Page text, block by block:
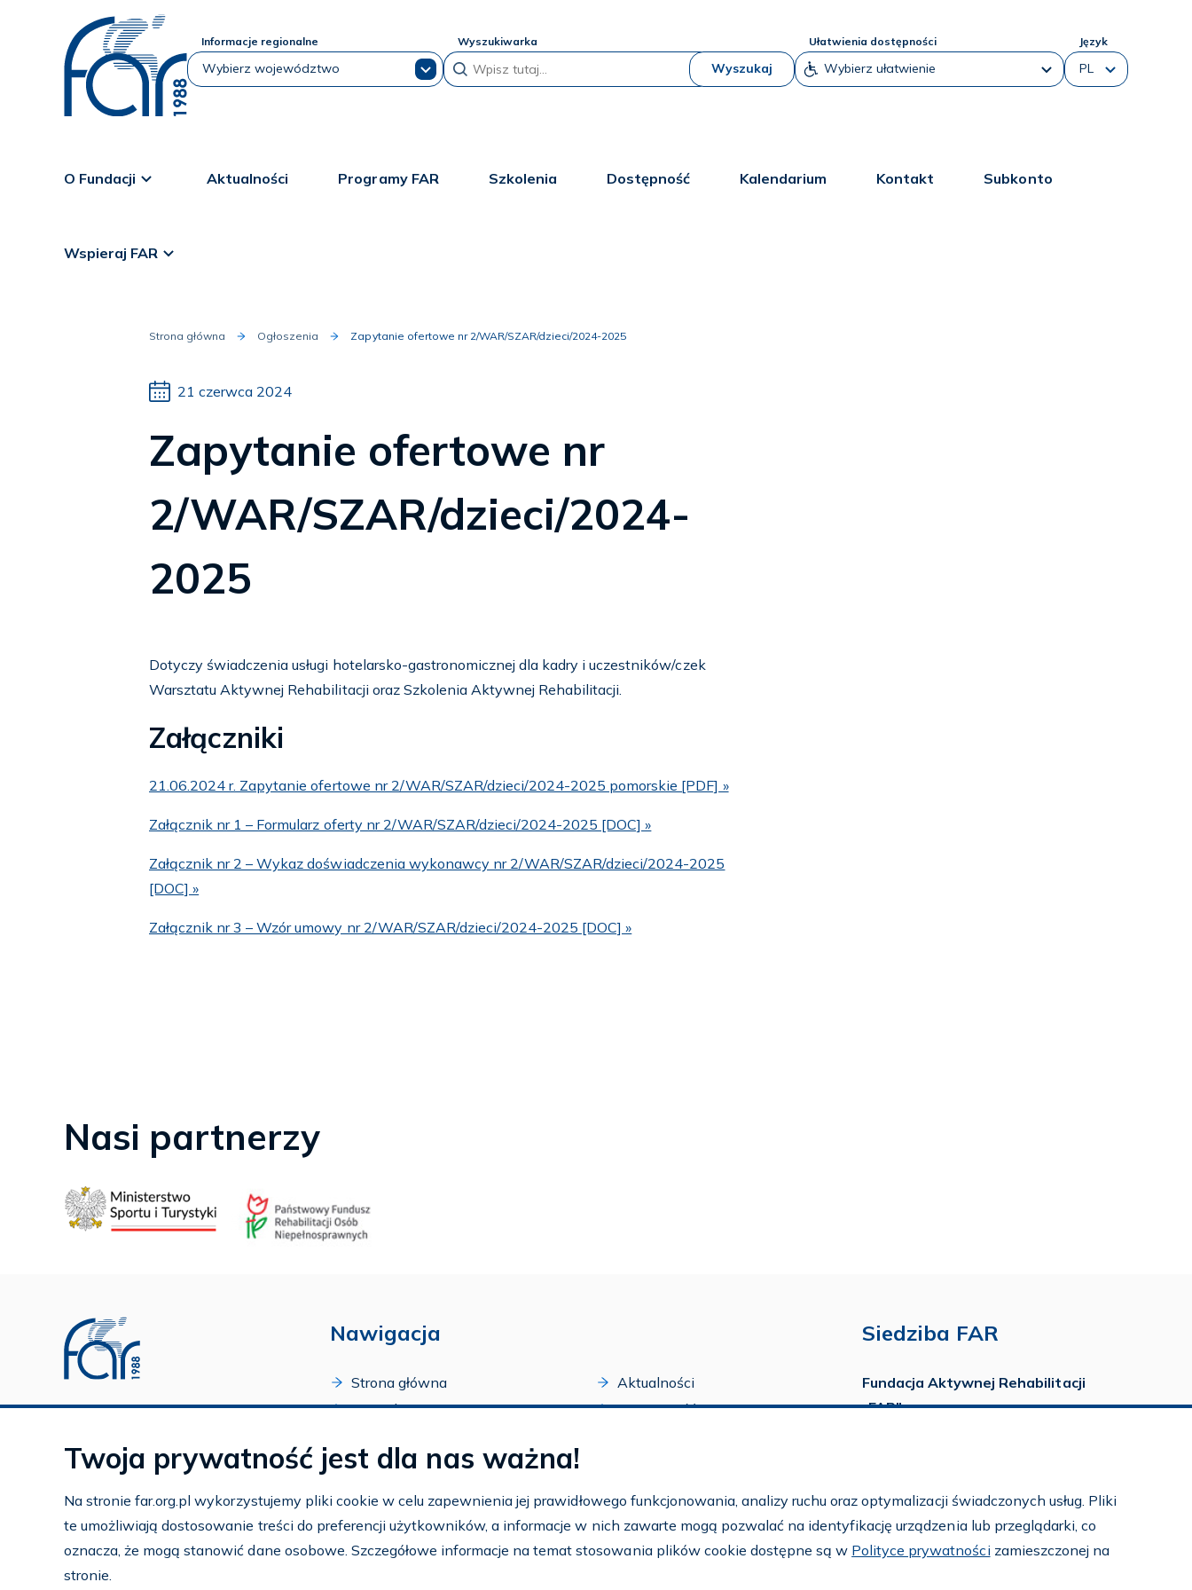
Informacje regionalne Wyszukiwarka
Wyszukaj
Ułatwienia dostępności Język
O Fundacji Aktualności Programy FAR Szkolenia Dostępność Kalendarium Kontakt Subkonto
Wspieraj FAR
Strona główna Ogłoszenia Zapytanie ofertowe nr 2/WAR/SZAR/dzieci/2024-2025
21 czerwca 2024
Zapytanie ofertowe nr
2/WAR/SZAR/dzieci/2024-
2025
Dotyczy świadczenia usługi hotelarsko-gastronomicznej dla kadry i uczestników/czek
Warsztatu Aktywnej Rehabilitacji oraz Szkolenia Aktywnej Rehabilitacji.
Załączniki
21.06.2024 r. Zapytanie ofertowe nr 2/WAR/SZAR/dzieci/2024-2025 pomorskie [PDF] »
Załącznik nr 1 – Formularz oferty nr 2/WAR/SZAR/dzieci/2024-2025 [DOC] »
Załącznik nr 2 – Wykaz doświadczenia wykonawcy nr 2/WAR/SZAR/dzieci/2024-2025
[DOC] »
Załącznik nr 3 – Wzór umowy nr 2/WAR/SZAR/dzieci/2024-2025 [DOC] »
Nasi partnerzy
Profil FAR w serwisie Youtube
Profil FAR w serwisie Instagram
Nawigacja
Strona główna
O Fundacji
Zakończone programy
Kontakt
Subkonto
Aktualności
Dostępność
Siedziba FAR
Fundacja Aktywnej Rehabilitacji
„FAR”
tel./fax:22 651 88 02
tel.:22 651 88 03
tel.:22 858 26 39
Twoja prywatność jest dla nas ważna!
Na stronie far.org.pl wykorzystujemy pliki cookie w celu zapewnienia jej prawidłowego funkcjonowania, analizy ruchu oraz optymalizacji świadczonych usług. Pliki
te umożliwiają dostosowanie treści do preferencji użytkowników, a informacje w nich zawarte mogą pozwalać na identyfikację urządzenia lub przeglądarki, co
oznacza, że mogą stanowić dane osobowe. Szczegółowe informacje na temat stosowania plików cookie dostępne są w Polityce prywatności zamieszczonej na
stronie.